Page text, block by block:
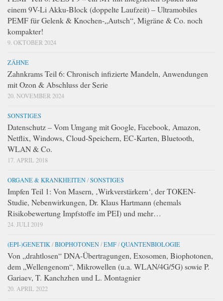
einem 9V-Li Akku-Block (doppelte Laufzeit) – Ultramobiles
PEMF für Gelenk & Knochen-„Autsch“, Migräne & Co. noch
kompakter!
9. OKTOBER 2024
ZÄHNE
Zahnkrams Teil 6: Chronisch infizierte Mandeln, Anwendungen
mit Ozon & Abschluss der Serie
20. NOVEMBER 2024
SONSTIGES
Datenschutz – Vom Umgang mit Google, Facebook, Amazon,
Netflix, Windows, Cloud-Speichern, EC-Karten, Bluetooth,
WLAN & Co.
17. APRIL 2018
ORGANE & KRANKHEITEN/SONSTIGES
Impfen Teil 1: Von Masern, ‚Wirkverstärkern‘, der TOKEN-
Studie, Nebenwirkungen, Dr. Klaus Hartmann (ehemals
Risikobewertung Impfstoffe im PEI) und mehr…
24. JULI 2019
(EPI-)GENETIK /BIOPHOTONEN/EMF/QUANTENBIOLOGIE
Von „drahtlosen“ DNA-Übertragungen, Exosomen, Biophotonen,
dem „Wellengenom“, Mikrowellen (u.a. WLAN/4G/5G) sowie P.
Gariaev, T. Kanchzhen und L. Montagnier
20. APRIL 2022